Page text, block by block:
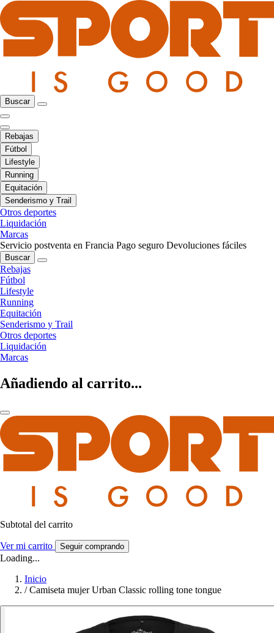
Buscar
Rebajas
Fútbol
Lifestyle
Running
Equitación
Senderismo y Trail
Otros deportes
Liquidación
Marcas
Servicio postventa en Francia Pago seguro Devoluciones fáciles
Buscar
Rebajas
Fútbol
Lifestyle
Running
Equitación
Senderismo y Trail
Otros deportes
Liquidación
Marcas
Añadiendo al carrito...
Subtotal del carrito
Ver mi carrito Seguir comprando
Loading...
Inicio
/ Camiseta mujer Urban Classic rolling tone tongue